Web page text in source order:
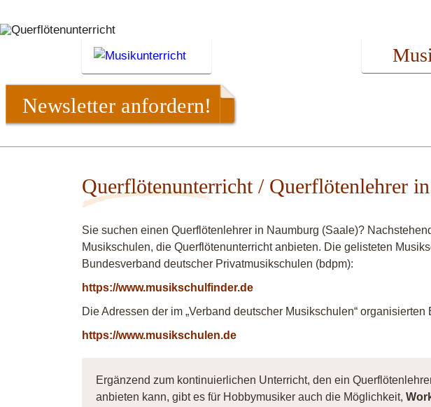
Newsletter anfordern!
Querflötenunterricht / Querflötenlehrer
Sie suchen einen Querflötenlehrer in Naumburg (Saale)?
Musikschulen, die Querflötenunterricht anbieten. Die gelisteten
Bundesverband deutscher Privatmusikschulen (bdpm):
https://www.musikschulfinder.de
Die Adressen der im „Verband deutscher Musikschulen“
https://www.musikschulen.de
Ergänzend zum kontinuierlichen Unterricht, den ein
anbieten kann, gibt es für Hobbymusiker auch die Möglichkeit,